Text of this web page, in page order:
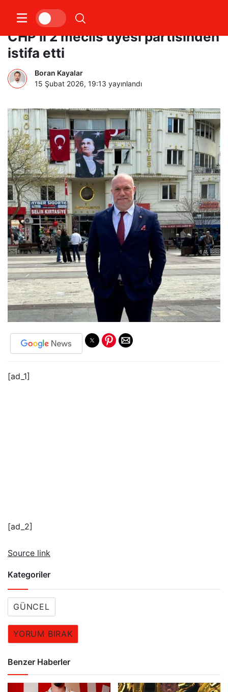
Tutuklama sonrası Görele’de
CHP’li 2 meclis üyesi partisinden
istifa etti
Boran Kayalar
15 Şubat 2026, 19:13 yayınlandı
[ad_1]
[ad_2]
Source link
Kategoriler
GÜNCEL
YORUM BIRAK
Benzer Haberler